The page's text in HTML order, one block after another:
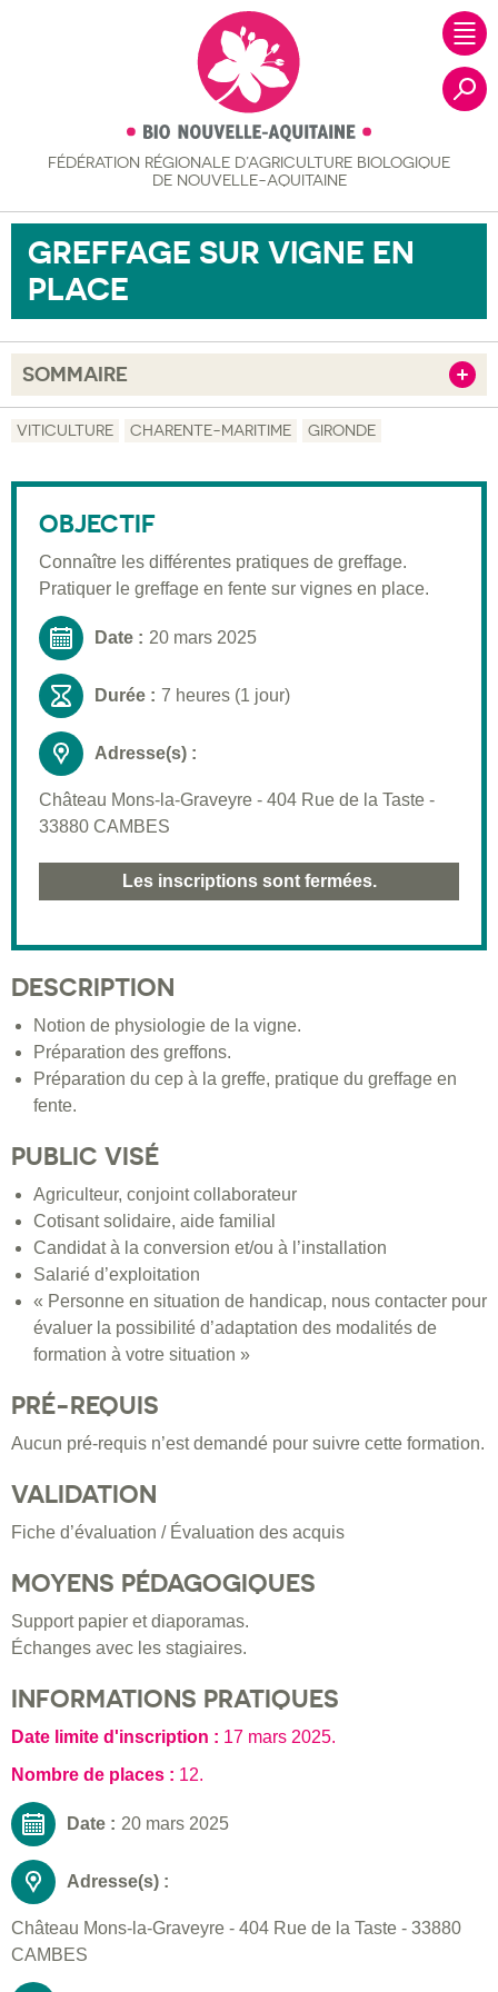
FÉDÉRATION RÉGIONALE D’AGRICULTURE BIOLOGIQUE
DE NOUVELLE-AQUITAINE
GREFFAGE SUR VIGNE EN
PLACE
SOMMAIRE
Pré-requis
Validation
Moyens pédagogiques
Informations pratiques
VITICULTURE CHARENTE-MARITIME GIRONDE
OBJECTIF
Connaître les différentes pratiques de greffage.
Pratiquer le greffage en fente sur vignes en place.
Date : 20 mars 2025
Durée : 7 heures (1 jour)
Adresse(s) :
Château Mons-la-Graveyre - 404 Rue de la Taste -
33880 CAMBES
Les inscriptions sont fermées.
DESCRIPTION
Notion de physiologie de la vigne.
Préparation des greffons.
Préparation du cep à la greffe, pratique du greffage en
fente.
PUBLIC VISÉ
Agriculteur, conjoint collaborateur
Cotisant solidaire, aide familial
Candidat à la conversion et/ou à l’installation
Salarié d’exploitation
« Personne en situation de handicap, nous contacter pour
évaluer la possibilité d’adaptation des modalités de
formation à votre situation »
PRÉ-REQUIS
Aucun pré-requis n’est demandé pour suivre cette formation.
VALIDATION
Fiche d’évaluation / Évaluation des acquis
MOYENS PÉDAGOGIQUES
Support papier et diaporamas.
Échanges avec les stagiaires.
INFORMATIONS PRATIQUES
Date limite d'inscription : 17 mars 2025.
Nombre de places : 12.
Date : 20 mars 2025
Adresse(s) :
Château Mons-la-Graveyre - 404 Rue de la Taste - 33880
CAMBES